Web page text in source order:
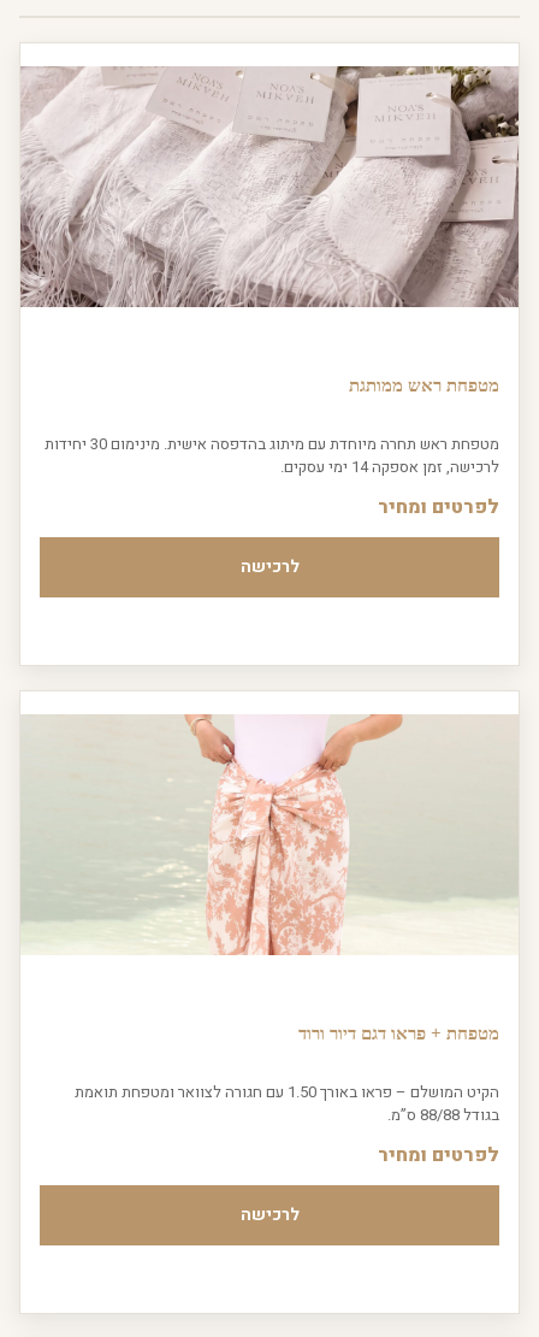
מטפחת ראש ממותגת
מטפחת ראש תחרה מיוחדת עם מיתוג בהדפסה אישית. מינימום 30 יחידות
לרכישה, זמן אספקה 14 ימי עסקים.
לפרטים ומחיר
לרכישה
מטפחת + פראו דגם דיור ורוד
הקיט המושלם – פראו באורך 1.50 עם חגורה לצוואר ומטפחת תואמת
בגודל 88/88 ס”מ.
לפרטים ומחיר
לרכישה